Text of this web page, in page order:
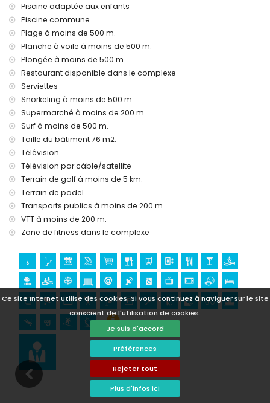
Ce site Internet utilise des cookies. Si vous continuez à naviguer sur le site
conscient de l'utilisation de cookies.
Je suis d'accord
Préférences
Rejeter tout
Plus d'infos ici
Divertissements et loisirs pour vos vacances à San Juan de
los Terreros, Andalousie
promenade (à moins de 500 mètres de la maison)
parc aquatique (AquaVera) (à moins de 10 kilomètres de la
maison)
Sites et culture à San Juan de los Terreros, Andalousie
château, ruine, monument et lieu historique (à moins de 5
kilomètres de l'hébergement)
musée et église (à moins de 25 kilomètres de
l'hébergement)
Sports
tennis, VTT, cyclisme, canoë, plongée, snorkeling, surf et
planche à voile (à moins de 1000 mètres de l'appartement)
golf (Aguilón Golf) (à moins de 5 kilomètres de
l'appartement)
Piscine adaptée aux enfants
Piscine commune
Plage à moins de 500 m.
Planche à voile à moins de 500 m.
Plongée à moins de 500 m.
Restaurant disponible dans le complexe
Serviettes
Snorkeling à moins de 500 m.
Supermarché à moins de 200 m.
Surf à moins de 500 m.
Taille du bâtiment 76 m2.
Télévision
Télévision par câble/satellite
Terrain de golf à moins de 5 km.
Terrain de padel
Transports publics à moins de 200 m.
VTT à moins de 200 m.
Zone de fitness dans le complexe